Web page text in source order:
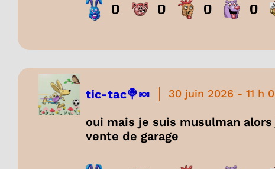
0 0 0 0
tic-tac🍭🍬 30 juin 2026 - 11 h
oui mais je suis musulman
vente de garage